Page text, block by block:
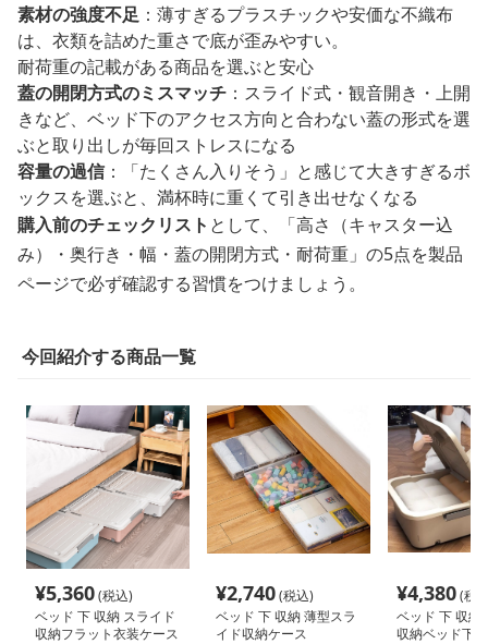
素材の強度不足 ：薄すぎるプラスチックや安価な不織布
は、衣類を詰めた重さで底が歪みやすい。
耐荷重の記載がある商品を選ぶと安心
蓋の開閉方式のミスマッチ ：スライド式・観音開き・上開
きなど、ベッド下のアクセス方向と合わない蓋の形式を選
ぶと取り出しが毎回ストレスになる
容量の過信：「たくさん入りそう」と感じて大きすぎるボ
ックスを選ぶと、満杯時に重くて引き出せなくなる
購入前のチェックリスト として、「高さ（キャスター込
み）・奥行き・幅・蓋の開閉方式・耐荷重」の5点を製品
ページで必ず確認する習慣をつけましょう。
今回紹介する商品一覧
¥5,360(税込)
ベッド 下 収納 スライド
収納フラット衣装ケース
¥2,740(税込)
ベッド 下 収納 薄型スラ
イド収納ケース
¥4,380(税
ベッド 下 収納
収納ベッド下